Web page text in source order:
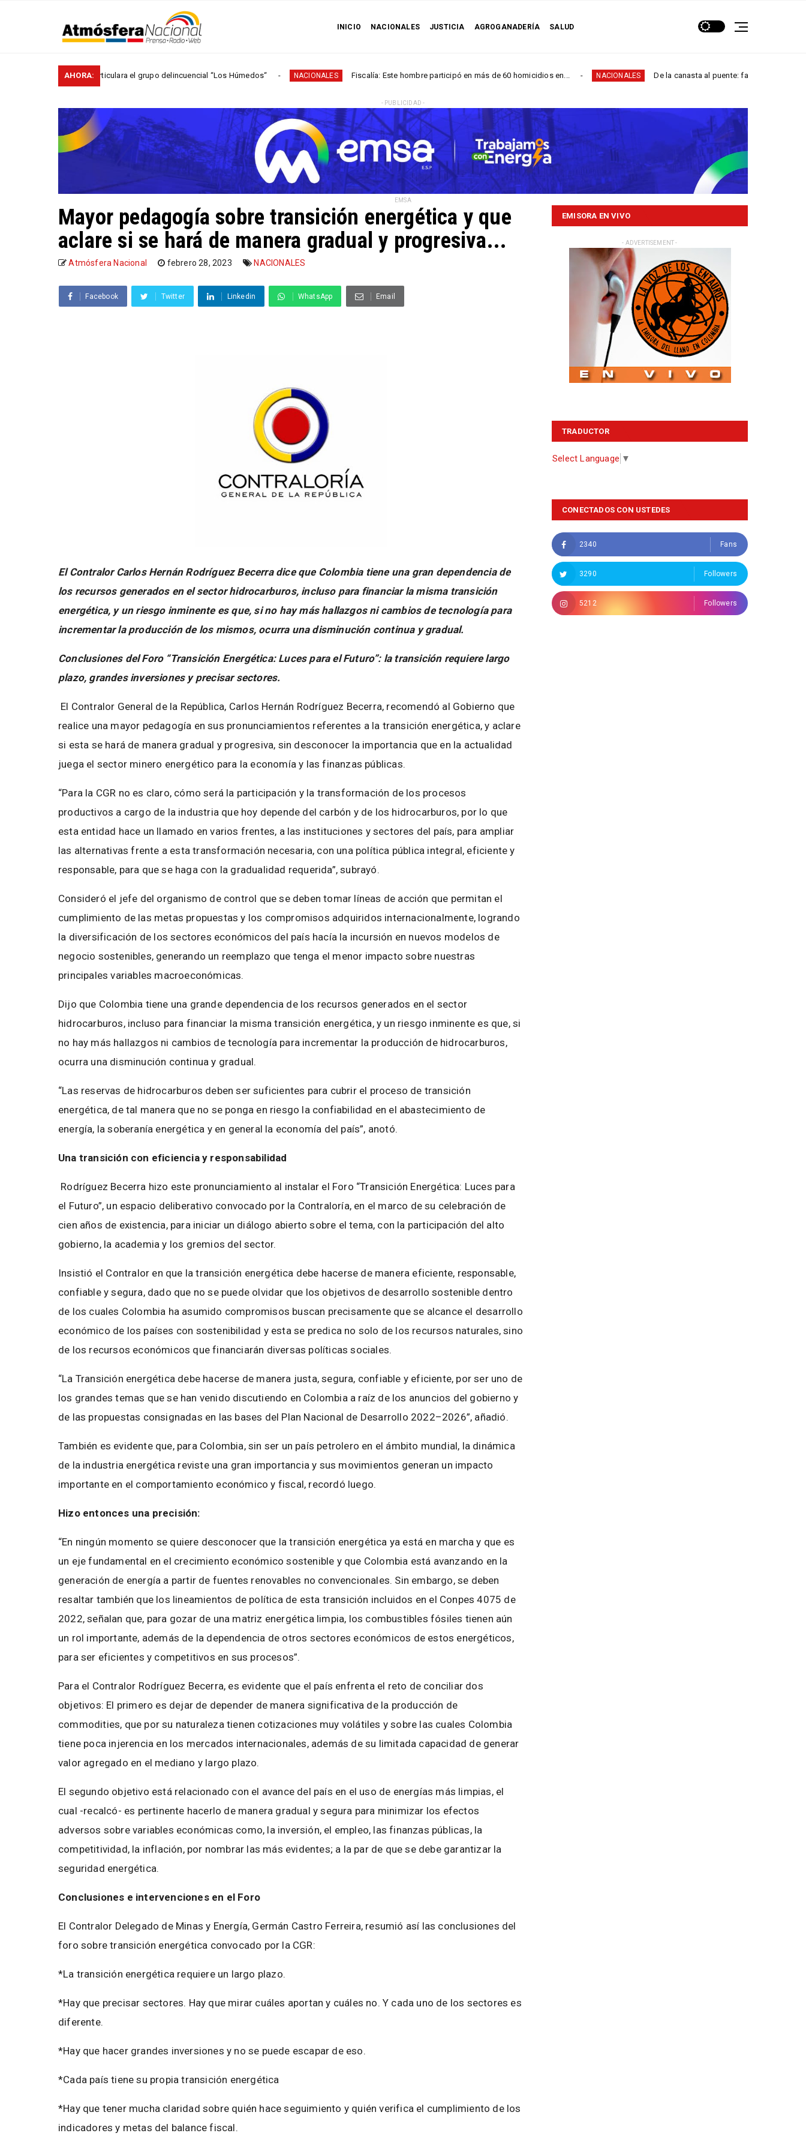
INICIO NACIONALES JUSTICIA AGROGANADERÍA SALUD
AHORA:
desarticulara el grupo delincuencial “Los Húmedos“ NACIONALES Fiscalía: Este hombre participó en más de 60 homicidios en... NACIONALES De la canasta al puente: familias de San Juanito y El
- PUBLICIDAD -
EMSA
Mayor pedagogía sobre transición energética y que
aclare si se hará de manera gradual y progresiva...
Atmósfera Nacional febrero 28, 2023 NACIONALES
Facebook Twitter Linkedin WhatsApp Email
El Contralor Carlos Hernán Rodríguez Becerra dice que Colombia tiene una gran dependencia de
los recursos generados en el sector hidrocarburos, incluso para financiar la misma transición
energética, y un riesgo inminente es que, si no hay más hallazgos ni cambios de tecnología para
incrementar la producción de los mismos, ocurra una disminución continua y gradual.
Conclusiones del Foro “Transición Energética: Luces para el Futuro”: la transición requiere largo
plazo, grandes inversiones y precisar sectores.
El Contralor General de la República, Carlos Hernán Rodríguez Becerra, recomendó al Gobierno que
realice una mayor pedagogía en sus pronunciamientos referentes a la transición energética, y aclare
si esta se hará de manera gradual y progresiva, sin desconocer la importancia que en la actualidad
juega el sector minero energético para la economía y las finanzas públicas.
“Para la CGR no es claro, cómo será la participación y la transformación de los procesos
productivos a cargo de la industria que hoy depende del carbón y de los hidrocarburos, por lo que
esta entidad hace un llamado en varios frentes, a las instituciones y sectores del país, para ampliar
las alternativas frente a esta transformación necesaria, con una política pública integral, eficiente y
responsable, para que se haga con la gradualidad requerida”, subrayó.
Consideró el jefe del organismo de control que se deben tomar líneas de acción que permitan el
cumplimiento de las metas propuestas y los compromisos adquiridos internacionalmente, logrando
la diversificación de los sectores económicos del país hacía la incursión en nuevos modelos de
negocio sostenibles, generando un reemplazo que tenga el menor impacto sobre nuestras
principales variables macroeconómicas.
Dijo que Colombia tiene una grande dependencia de los recursos generados en el sector
hidrocarburos, incluso para financiar la misma transición energética, y un riesgo inminente es que, si
no hay más hallazgos ni cambios de tecnología para incrementar la producción de hidrocarburos,
ocurra una disminución continua y gradual.
“Las reservas de hidrocarburos deben ser suficientes para cubrir el proceso de transición
energética, de tal manera que no se ponga en riesgo la confiabilidad en el abastecimiento de
energía, la soberanía energética y en general la economía del país”, anotó.
Una transición con eficiencia y responsabilidad
Rodríguez Becerra hizo este pronunciamiento al instalar el Foro “Transición Energética: Luces para
el Futuro”, un espacio deliberativo convocado por la Contraloría, en el marco de su celebración de
cien años de existencia, para iniciar un diálogo abierto sobre el tema, con la participación del alto
gobierno, la academia y los gremios del sector.
Insistió el Contralor en que la transición energética debe hacerse de manera eficiente, responsable,
confiable y segura, dado que no se puede olvidar que los objetivos de desarrollo sostenible dentro
de los cuales Colombia ha asumido compromisos buscan precisamente que se alcance el desarrollo
económico de los países con sostenibilidad y esta se predica no solo de los recursos naturales, sino
de los recursos económicos que financiarán diversas políticas sociales.
“La Transición energética debe hacerse de manera justa, segura, confiable y eficiente, por ser uno de
los grandes temas que se han venido discutiendo en Colombia a raíz de los anuncios del gobierno y
de las propuestas consignadas en las bases del Plan Nacional de Desarrollo 2022–2026”, añadió.
También es evidente que, para Colombia, sin ser un país petrolero en el ámbito mundial, la dinámica
de la industria energética reviste una gran importancia y sus movimientos generan un impacto
importante en el comportamiento económico y fiscal, recordó luego.
Hizo entonces una precisión:
“En ningún momento se quiere desconocer que la transición energética ya está en marcha y que es
un eje fundamental en el crecimiento económico sostenible y que Colombia está avanzando en la
generación de energía a partir de fuentes renovables no convencionales. Sin embargo, se deben
resaltar también que los lineamientos de política de esta transición incluidos en el Conpes 4075 de
2022, señalan que, para gozar de una matriz energética limpia, los combustibles fósiles tienen aún
un rol importante, además de la dependencia de otros sectores económicos de estos energéticos,
para ser eficientes y competitivos en sus procesos”.
Para el Contralor Rodríguez Becerra, es evidente que el país enfrenta el reto de conciliar dos
objetivos: El primero es dejar de depender de manera significativa de la producción de
commodities, que por su naturaleza tienen cotizaciones muy volátiles y sobre las cuales Colombia
tiene poca injerencia en los mercados internacionales, además de su limitada capacidad de generar
valor agregado en el mediano y largo plazo.
El segundo objetivo está relacionado con el avance del país en el uso de energías más limpias, el
cual -recalcó- es pertinente hacerlo de manera gradual y segura para minimizar los efectos
adversos sobre variables económicas como, la inversión, el empleo, las finanzas públicas, la
competitividad, la inflación, por nombrar las más evidentes; a la par de que se debe garantizar la
seguridad energética.
Conclusiones e intervenciones en el Foro
El Contralor Delegado de Minas y Energía, Germán Castro Ferreira, resumió así las conclusiones del
foro sobre transición energética convocado por la CGR:
*La transición energética requiere un largo plazo.
*Hay que precisar sectores. Hay que mirar cuáles aportan y cuáles no. Y cada uno de los sectores es
diferente.
*Hay que hacer grandes inversiones y no se puede escapar de eso.
*Cada país tiene su propia transición energética
*Hay que tener mucha claridad sobre quién hace seguimiento y quién verifica el cumplimiento de los
indicadores y metas del balance fiscal.
EMISORA EN VIVO
- ADVERTISEMENT -
TRADUCTOR
Select Language ▼
CONECTADOS CON USTEDES
2340 Fans
3290 Followers
5212 Followers